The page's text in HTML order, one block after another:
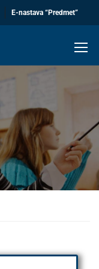
E-nastava “Predmet”